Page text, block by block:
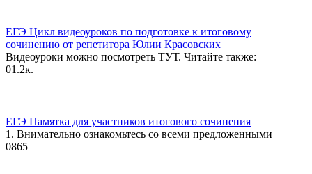
ЕГЭ Цикл видеоуроков по подготовке к итоговому
сочинению от репетитора Юлии Красовских
Видеоуроки можно посмотреть ТУТ. Читайте также:
01.2к.
ЕГЭ Памятка для участников итогового сочинения
1. Внимательно ознакомьтесь со всеми предложенными
0865